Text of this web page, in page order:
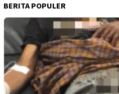
BERITA POPULER